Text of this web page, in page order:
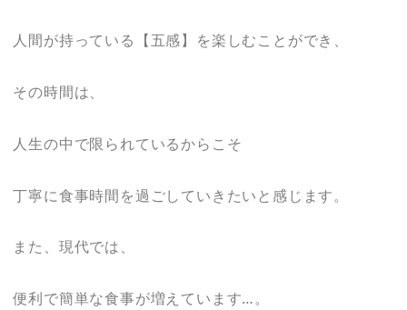
人間が持っている【五感】を楽しむことができ、
その時間は、
人生の中で限られているからこそ
丁寧に食事時間を過ごしていきたいと感じます。
また、現代では、
便利で簡単な食事が増えています…。